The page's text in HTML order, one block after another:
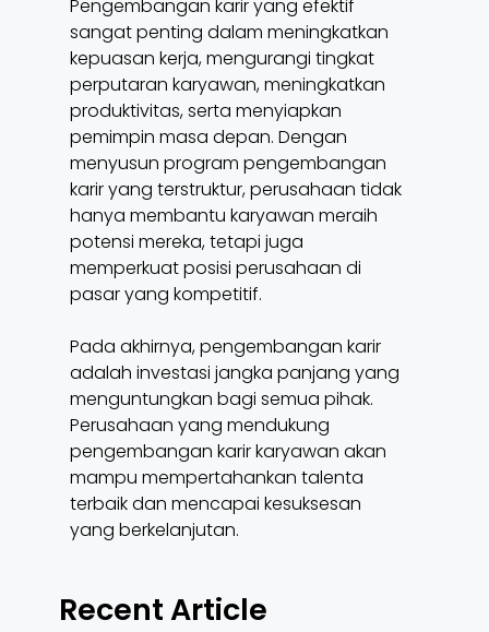
Pengembangan karir yang efektif
sangat penting dalam meningkatkan
kepuasan kerja, mengurangi tingkat
perputaran karyawan, meningkatkan
produktivitas, serta menyiapkan
pemimpin masa depan. Dengan
menyusun program pengembangan
karir yang terstruktur, perusahaan tidak
hanya membantu karyawan meraih
potensi mereka, tetapi juga
memperkuat posisi perusahaan di
pasar yang kompetitif.
Pada akhirnya, pengembangan karir
adalah investasi jangka panjang yang
menguntungkan bagi semua pihak.
Perusahaan yang mendukung
pengembangan karir karyawan akan
mampu mempertahankan talenta
terbaik dan mencapai kesuksesan
yang berkelanjutan.
Recent Article